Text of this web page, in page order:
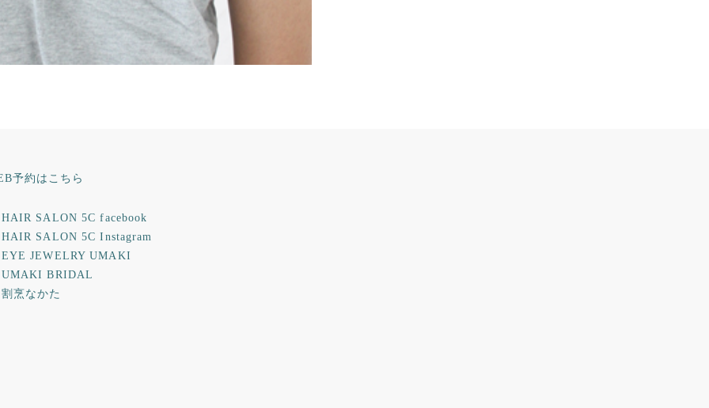
予約はこちら
SALON 5C facebook
SALON 5C Instagram
JEWELRY UMAKI
BRIDAL
烹なかた